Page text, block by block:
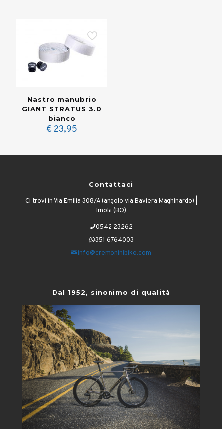
Nastro manubrio
GIANT STRATUS 3.0
bianco
€ 23,95
Contattaci
Ci trovi in Via Emilia 308/A (angolo via Baviera Maghinardo) |
Imola (BO)
0542 23262
351 6764003
info@cremoninibike.com
Dal 1952, sinonimo di qualità